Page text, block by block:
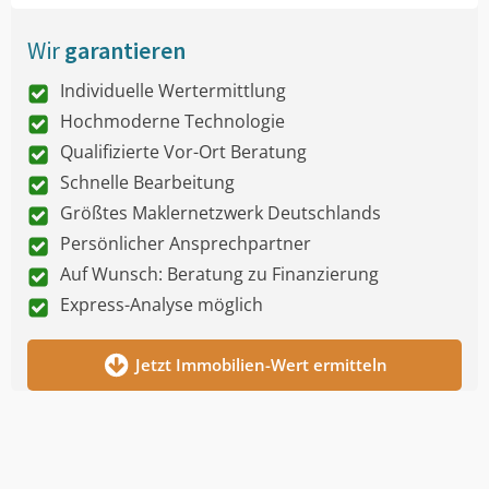
Wirgarantieren
Individuelle Wertermittlung
Hochmoderne Technologie
Qualifizierte Vor-Ort Beratung
Schnelle Bearbeitung
Größtes Maklernetzwerk Deutschlands
Persönlicher Ansprechpartner
Auf Wunsch: Beratung zu Finanzierung
Express-Analyse möglich
Jetzt Immobilien-Wert ermitteln